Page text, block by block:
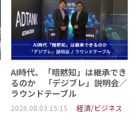
AI時代、「暗黙知」は継承でき
るのか 「デジブレ」説明会／
ラウンドテーブル
2026.08.03 15:15 経済/ビジネス